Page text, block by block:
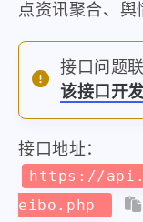
点资讯聚合、舆
接口问题
该接口开
接口地址：
https://
eibo.php